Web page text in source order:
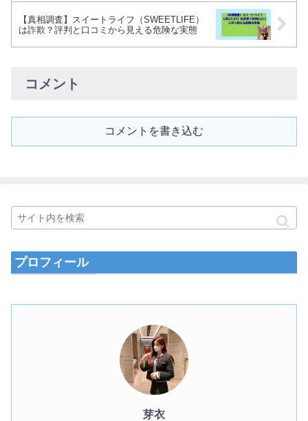
【真相調査】スイートライフ（SWEETLIFE）
は詐欺？評判と口コミから見える危険な実態
コメント
コメントを書き込む
プロフィール
芽衣